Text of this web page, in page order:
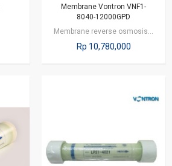
Membrane Vontron VNF1-
8040-12000GPD
Membrane reverse osmosis dengan kapasitas 12000 gpd atau 45600 liter per hari.…
Rp 10,780,000